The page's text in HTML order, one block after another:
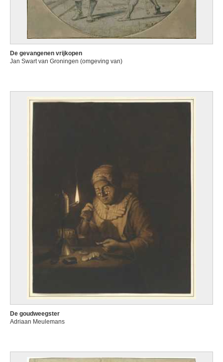
De gevangenen vrijkopen
Jan Swart van Groningen (omgeving van)
De goudweegster
Adriaan Meulemans